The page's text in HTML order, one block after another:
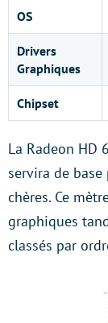
OS
Drivers
Graphiques
Chipset
La Radeon HD
servira de
chères. Ce
graphiques
classés par